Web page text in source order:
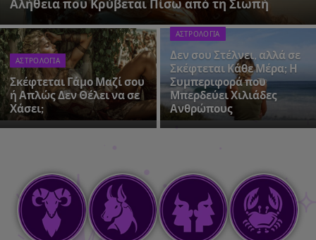
Αλήθεια που Κρύβεται Πίσω από τη Σιωπή
ΑΣΤΡΟΛΟΓΙΑ
Σκέφτεται Γάμο Μαζί σου
ή Απλώς Δεν Θέλει να σε
Χάσει;
ΑΣΤΡΟΛΟΓΙΑ
Δεν σου Στέλνει, αλλά σε
Σκέφτεται Κάθε Μέρα; Η
Συμπεριφορά που
Μπερδεύει Χιλιάδες
Ανθρώπους